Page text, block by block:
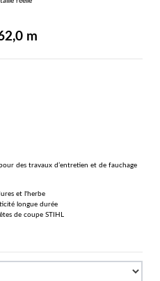
m
des travaux d’entretien et de fauchage
et l'herbe
longue durée
de coupe STIHL